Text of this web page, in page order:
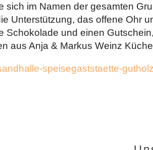
sich im Namen der gesamten
Unterstützung, das offene Ohr
Schokolade und einen
aus Anja & Markus Weinz
speisegaststaette-